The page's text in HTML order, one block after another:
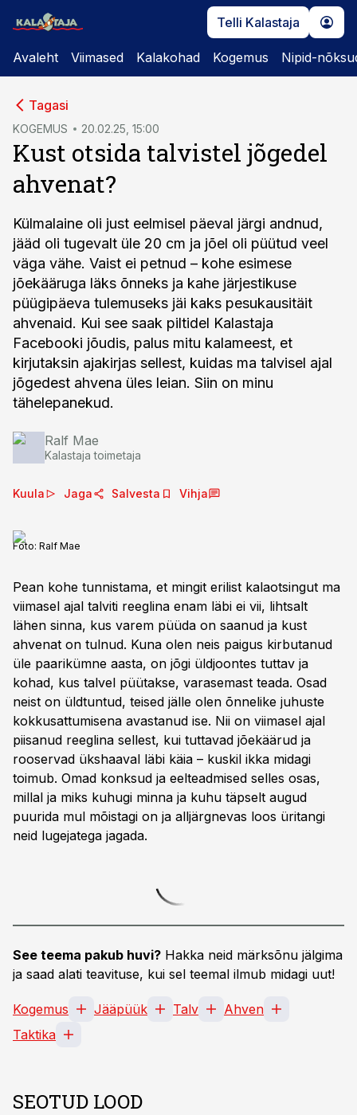
Telli Kalastaja
Avaleht Viimased Kalakohad Kogemus Nipid-
Tagasi
KOGEMUS 20.02.25, 15:00
Kust otsida talvistel jõgedel
ahvenat?
Külmalaine oli just eelmisel päeval järgi andnud,
jääd oli tugevalt üle 20 cm ja jõel oli püütud veel
väga vähe. Vaist ei petnud – kohe esimese
jõekääruga läks õnneks ja kahe järjestikuse
püügipäeva tulemuseks jäi kaks pesukausitäit
ahvenaid. Kui see saak piltidel Kalastaja
Facebooki jõudis, palus mitu kalameest, et
kirjutaksin ajakirjas sellest, kuidas ma talvisel ajal
jõgedest ahvena üles leian. Siin on minu
tähelepanekud.
Ralf Mae
Kalastaja toimetaja
Kuula Jaga Salvesta Vihja
Foto: Ralf Mae
Pean kohe tunnistama, et mingit erilist kalaotsingut ma
viimasel ajal talviti reeglina enam läbi ei vii, lihtsalt
lähen sinna, kus varem püüda on saanud ja kust
ahvenat on tulnud. Kuna olen neis paigus kirbutanud
üle paarikümne aasta, on jõgi üldjoontes tuttav ja
kohad, kus talvel püütakse, varasemast teada. Osad
neist on üldtuntud, teised jälle olen õnnelike juhuste
kokkusattumisena avastanud ise. Nii on viimasel ajal
piisanud reeglina sellest, kui tuttavad jõekäärud ja
rooservad ükshaaval läbi käia – kuskil ikka midagi
toimub. Omad konksud ja eelteadmised selles osas,
millal ja miks kuhugi minna ja kuhu täpselt augud
puurida mul mõistagi on ja alljärgnevas loos üritangi
neid lugejatega jagada.
See teema pakub huvi? Hakka neid märksõnu jälgima
ja saad alati teavituse, kui sel teemal ilmub midagi uut!
Kogemus Jääpüük Talv
Ahven
Taktika
SEOTUD LOOD